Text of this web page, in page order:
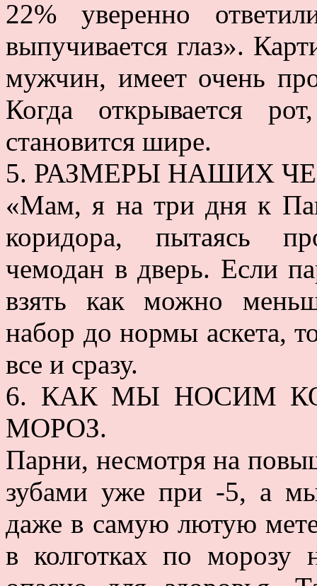
22% уверенно
выпучивается глаз».
мужчин, имеет очень
Когда открывается
становится шире.
5. РАЗМЕРЫ НАШИХ
«Мам, я на три дня к
коридора, пытаясь
чемодан в дверь. Если
взять как можно
набор до нормы аскета,
все и сразу.
6. КАК МЫ НОСИМ
МОРОЗ.
Парни, несмотря на
зубами уже при -5, а мы
даже в самую лютую
в колготках по морозу